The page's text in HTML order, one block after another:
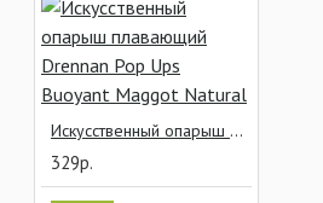
Искусственный опарыш плавающий Drennan Pop Ups Buoyant Maggot Natural
329р.